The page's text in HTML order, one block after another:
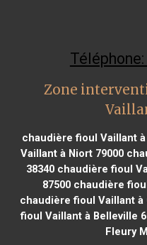
Zone
chaudière fioul Vaillant à
Vaillant à Niort 79000
38340chaudière fioul
87500chaudière
chaudière fioul Vaillant à
fioul Vaillant à Belleville
Fleury